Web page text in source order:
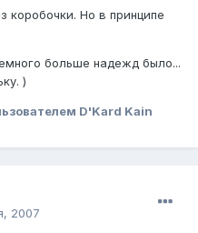
коробочки. Но в принципе
больше надежд было...
)
D'Kard Kain
2007